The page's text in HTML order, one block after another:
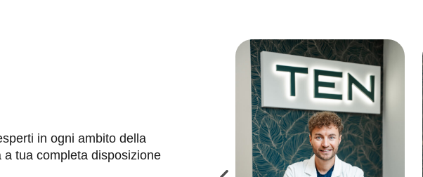
in ogni ambito della
tua completa disposizione